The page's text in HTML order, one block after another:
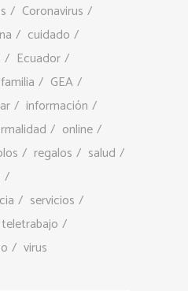
Coronavirus
cuidado
Ecuador
familia
GEA
información
online
regalos
salud
servicios
teletrabajo
virus